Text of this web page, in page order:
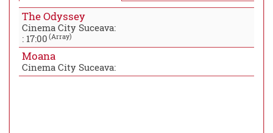
The Odyssey
Cinema City Suceava:
: 17:00 (Array)
Moana
Cinema City Suceava: